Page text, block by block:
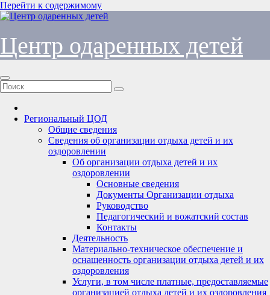
Перейти к содержимому
Центр одаренных детей
Региональный ЦОД
Общие сведения
Сведения об организации отдыха детей и их
оздоровлении
Об организации отдыха детей и их
оздоровлении
Основные сведения
Документы Организации отдыха
Руководство
Педагогический и вожатский состав
Контакты
Деятельность
Материально-техническое обеспечение и
оснащенность организации отдыха детей и их
оздоровления
Услуги, в том числе платные, предоставляемые
организацией отдыха детей и их оздоровления